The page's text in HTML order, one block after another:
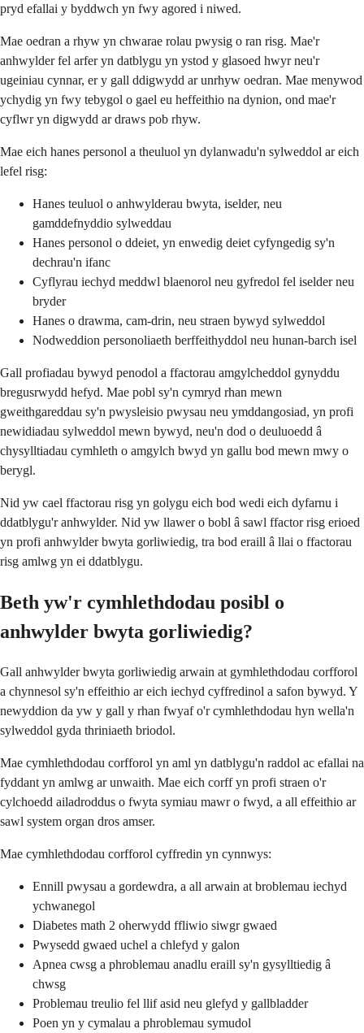
pryd efallai y byddwch yn fwy agored i niwed.
Mae oedran a rhyw yn chwarae rolau pwysig o ran risg. Mae'r
anhwylder fel arfer yn datblygu yn ystod y glasoed hwyr neu'r
ugeiniau cynnar, er y gall ddigwydd ar unrhyw oedran. Mae menywod
ychydig yn fwy tebygol o gael eu heffeithio na dynion, ond mae'r
cyflwr yn digwydd ar draws pob rhyw.
Mae eich hanes personol a theuluol yn dylanwadu'n sylweddol ar eich
lefel risg:
Hanes teuluol o anhwylderau bwyta, iselder, neu
gamddefnyddio sylweddau
Hanes personol o ddeiet, yn enwedig deiet cyfyngedig sy'n
dechrau'n ifanc
Cyflyrau iechyd meddwl blaenorol neu gyfredol fel iselder neu
bryder
Hanes o drawma, cam-drin, neu straen bywyd sylweddol
Nodweddion personoliaeth berffeithyddol neu hunan-barch isel
Gall profiadau bywyd penodol a ffactorau amgylcheddol gynyddu
bregusrwydd hefyd. Mae pobl sy'n cymryd rhan mewn
gweithgareddau sy'n pwysleisio pwysau neu ymddangosiad, yn profi
newidiadau sylweddol mewn bywyd, neu'n dod o deuluoedd â
chysylltiadau cymhleth o amgylch bwyd yn gallu bod mewn mwy o
berygl.
Nid yw cael ffactorau risg yn golygu eich bod wedi eich dyfarnu i
ddatblygu'r anhwylder. Nid yw llawer o bobl â sawl ffactor risg erioed
yn profi anhwylder bwyta gorliwiedig, tra bod eraill â llai o ffactorau
risg amlwg yn ei ddatblygu.
Beth yw'r cymhlethdodau posibl o
anhwylder bwyta gorliwiedig?
Gall anhwylder bwyta gorliwiedig arwain at gymhlethdodau corfforol
a chynnesol sy'n effeithio ar eich iechyd cyffredinol a safon bywyd. Y
newyddion da yw y gall y rhan fwyaf o'r cymhlethdodau hyn wella'n
sylweddol gyda thriniaeth briodol.
Mae cymhlethdodau corfforol yn aml yn datblygu'n raddol ac efallai na
fyddant yn amlwg ar unwaith. Mae eich corff yn profi straen o'r
cylchoedd ailadroddus o fwyta symiau mawr o fwyd, a all effeithio ar
sawl system organ dros amser.
Mae cymhlethdodau corfforol cyffredin yn cynnwys:
Ennill pwysau a gordewdra, a all arwain at broblemau iechyd
ychwanegol
Diabetes math 2 oherwydd ffliwio siwgr gwaed
Pwysedd gwaed uchel a chlefyd y galon
Apnea cwsg a phroblemau anadlu eraill sy'n gysylltiedig â
chwsg
Problemau treulio fel llif asid neu glefyd y gallbladder
Poen yn y cymalau a phroblemau symudol